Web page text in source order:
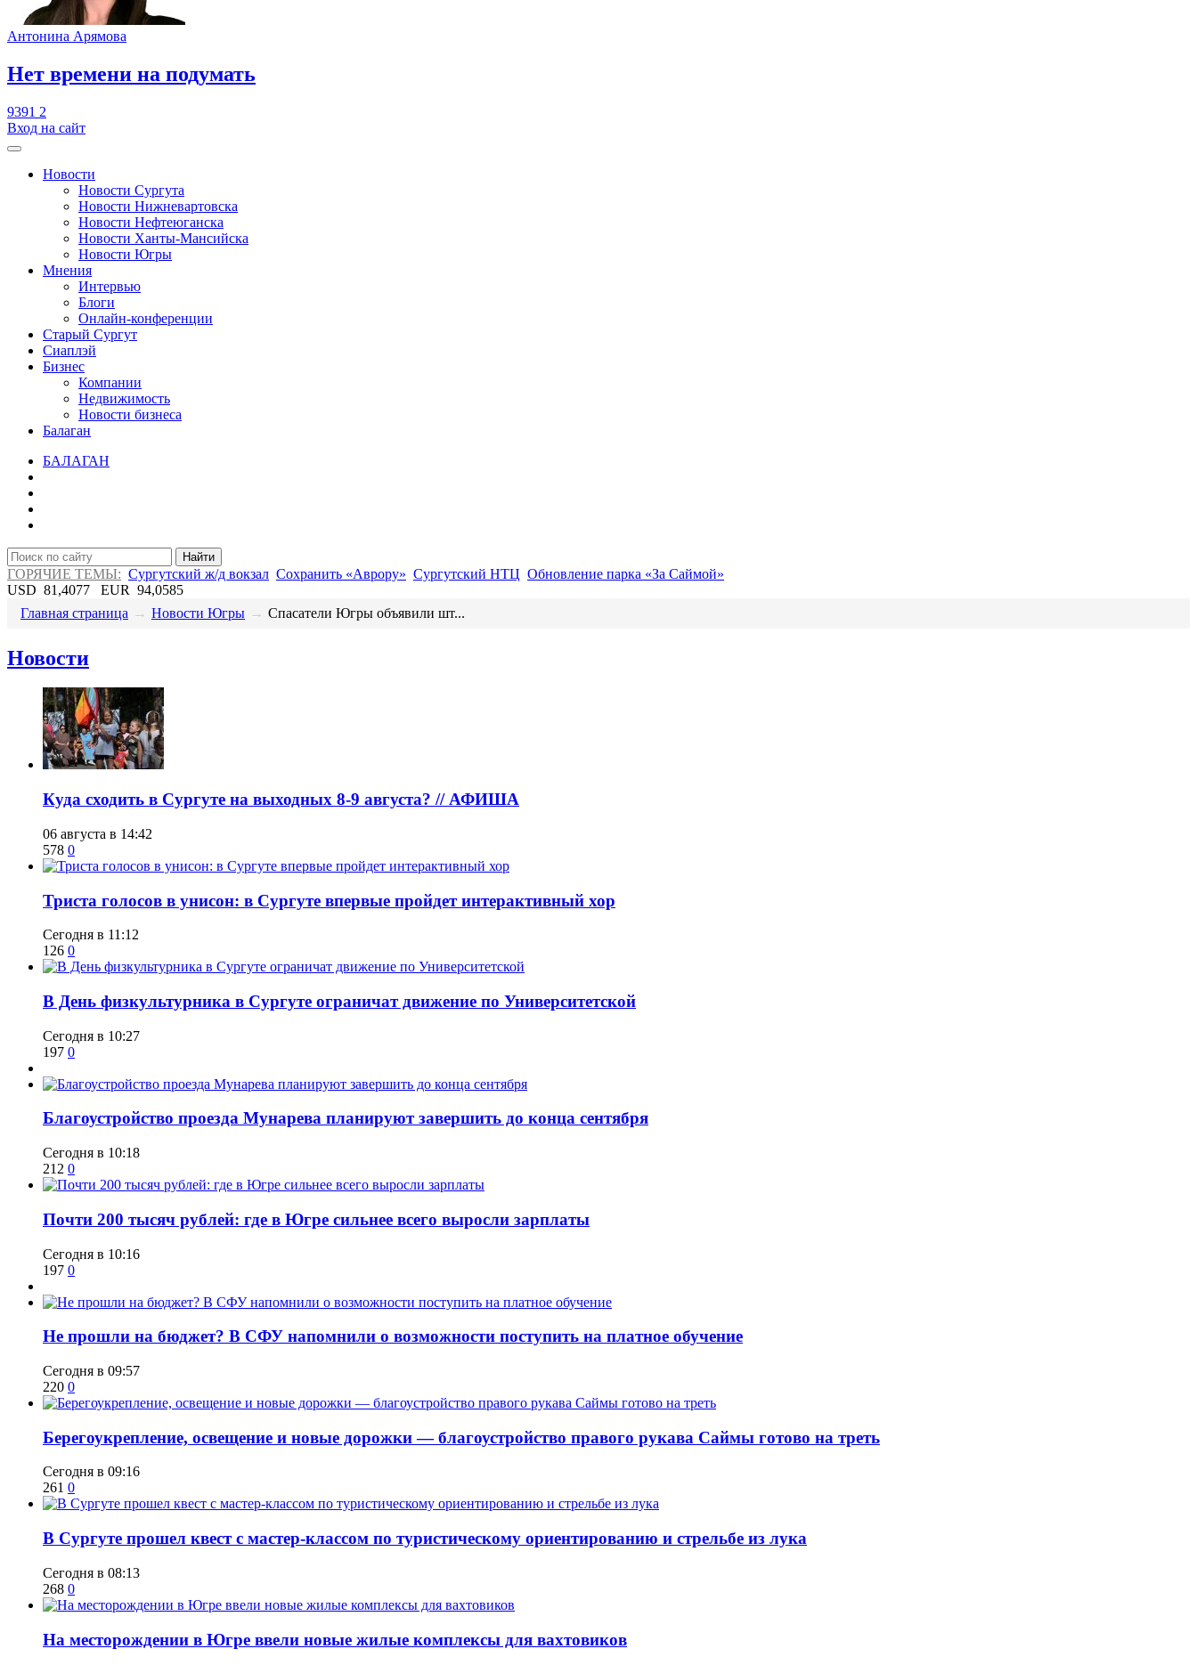
Антонина Арямова
​Нет времени на подумать
9391 2
Вход на сайт
Новости
Новости Сургута
Новости Нижневартовска
Новости Нефтеюганска
Новости Ханты-Мансийска
Новости Югры
Мнения
Интервью
Блоги
Онлайн-конференции
Старый Сургут
Сиаплэй
Бизнес
Компании
Недвижимость
Новости бизнеса
Балаган
БАЛАГАН
Найти
ГОРЯЧИЕ ТЕМЫ: Сургутский ж/д вокзал Сохранить «Аврору» Сургутский НТЦ Обновление парка «За Саймой»
USD 81,4077 EUR 94,0585
Главная страница → Новости Югры → Спасатели Югры объявили шт...
Новости
​Куда сходить в Сургуте на выходных 8-9 августа? // АФИША
06 августа в 14:42
578 0
​Триста голосов в унисон: в Сургуте впервые пройдет интерактивный хор
Сегодня в 11:12
126 0
​В День физкультурника в Сургуте ограничат движение по Университетской
Сегодня в 10:27
197 0
Благоустройство проезда Мунарева планируют завершить до конца сентября
Сегодня в 10:18
212 0
​Почти 200 тысяч рублей: где в Югре сильнее всего выросли зарплаты
Сегодня в 10:16
197 0
Не прошли на бюджет? В СФУ напомнили о возможности поступить на платное обучение
Сегодня в 09:57
220 0
Берегоукрепление, освещение и новые дорожки — благоустройство правого рукава Саймы готово на треть
Сегодня в 09:16
261 0
В Сургуте прошел квест с мастер-классом по туристическому ориентированию и стрельбе из лука
Сегодня в 08:13
268 0
​На месторождении в Югре ввели новые жилые комплексы для вахтовиков